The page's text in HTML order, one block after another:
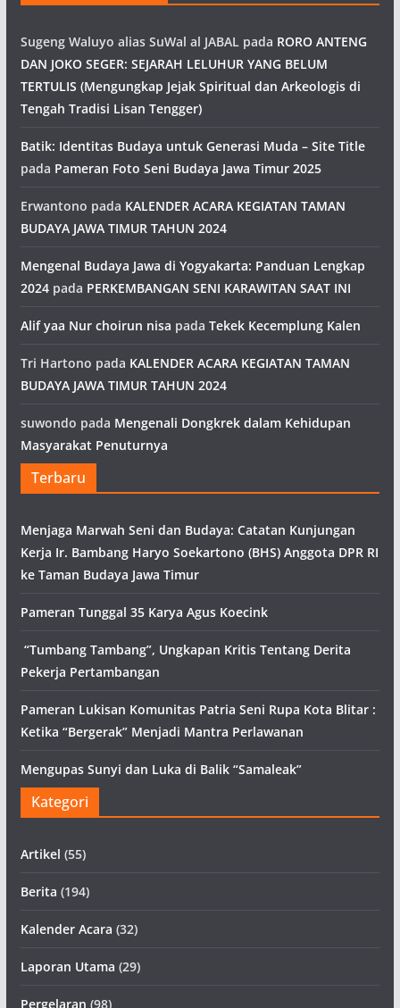
Sugeng Waluyo alias SuWal al JABAL pada RORO ANTENG
DAN JOKO SEGER: SEJARAH LELUHUR YANG BELUM
TERTULIS (Mengungkap Jejak Spiritual dan Arkeologis di
Tengah Tradisi Lisan Tengger)
Batik: Identitas Budaya untuk Generasi Muda – Site Title
pada Pameran Foto Seni Budaya Jawa Timur 2025
Erwantono pada KALENDER ACARA KEGIATAN TAMAN
BUDAYA JAWA TIMUR TAHUN 2024
Mengenal Budaya Jawa di Yogyakarta: Panduan Lengkap
2024pada PERKEMBANGAN SENI KARAWITAN SAAT INI
Alif yaa Nur choirun nisa pada Tekek Kecemplung Kalen
Tri Hartono pada KALENDER ACARA KEGIATAN TAMAN
BUDAYA JAWA TIMUR TAHUN 2024
suwondo pada Mengenali Dongkrek dalam Kehidupan
Masyarakat Penuturnya
Terbaru
Menjaga Marwah Seni dan Budaya: Catatan Kunjungan
Kerja Ir. Bambang Haryo Soekartono (BHS) Anggota DPR RI
ke Taman Budaya Jawa Timur
Pameran Tunggal 35 Karya Agus Koecink
“Tumbang Tambang”, Ungkapan Kritis Tentang Derita
Pekerja Pertambangan
Pameran Lukisan Komunitas Patria Seni Rupa Kota Blitar :
Ketika “Bergerak” Menjadi Mantra Perlawanan
Mengupas Sunyi dan Luka di Balik “Samaleak”
Kategori
Artikel (55)
Berita (194)
Kalender Acara (32)
Laporan Utama (29)
Pergelaran (98)